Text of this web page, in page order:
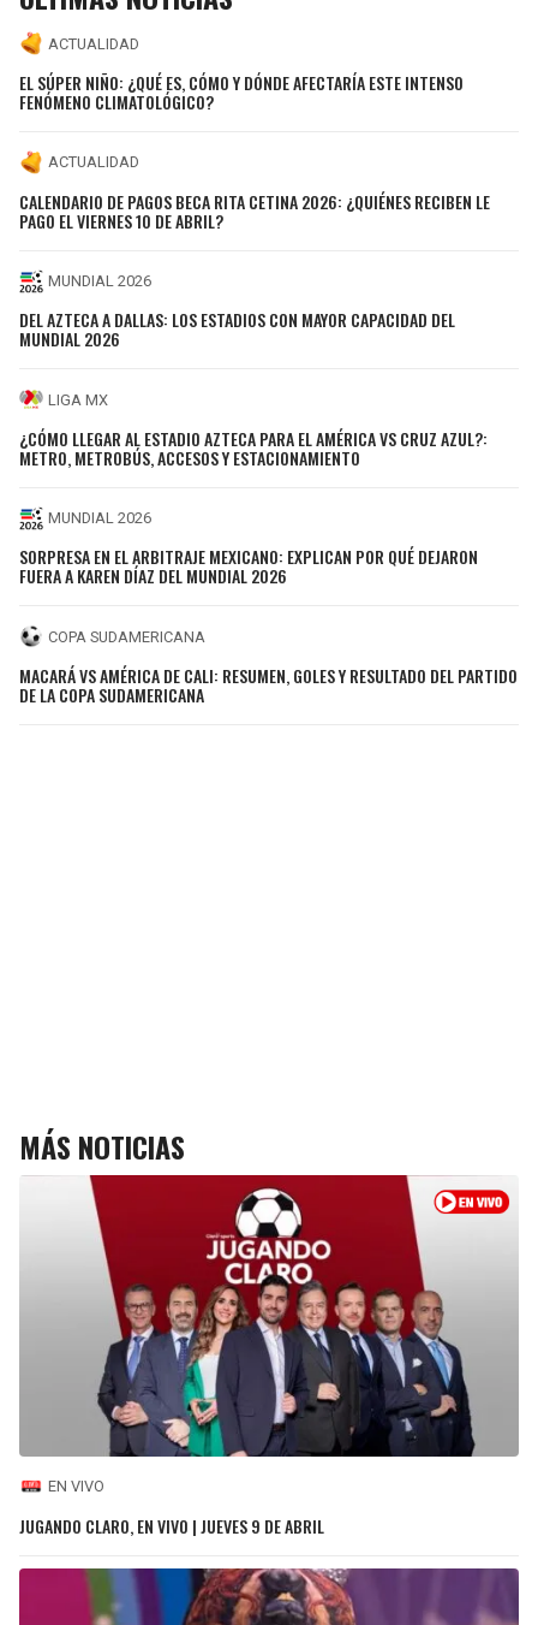
ACTUALIDAD
EL SÚPER NIÑO: ¿QUÉ ES, CÓMO Y DÓNDE AFECTARÍA ESTE INTENSO
FENÓMENO CLIMATOLÓGICO?
ACTUALIDAD
CALENDARIO DE PAGOS BECA RITA CETINA 2026: ¿QUIÉNES RECIBEN LE
PAGO EL VIERNES 10 DE ABRIL?
MUNDIAL 2026
DEL AZTECA A DALLAS: LOS ESTADIOS CON MAYOR CAPACIDAD DEL
MUNDIAL 2026
LIGA MX
¿CÓMO LLEGAR AL ESTADIO AZTECA PARA EL AMÉRICA VS CRUZ AZUL?:
METRO, METROBÚS, ACCESOS Y ESTACIONAMIENTO
MUNDIAL 2026
SORPRESA EN EL ARBITRAJE MEXICANO: EXPLICAN POR QUÉ DEJARON
FUERA A KAREN DÍAZ DEL MUNDIAL 2026
COPA SUDAMERICANA
MACARÁ VS AMÉRICA DE CALI: RESUMEN, GOLES Y RESULTADO DEL PARTIDO
DE LA COPA SUDAMERICANA
MÁS NOTICIAS
EN VIVO
JUGANDO CLARO, EN VIVO | JUEVES 9 DE ABRIL